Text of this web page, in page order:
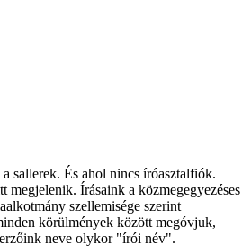
sallerek. És ahol nincs íróasztalfiók.
megjelenik. Írásaink a közmegegyezéses
szellemisége szerint
körülmények között megóvjuk,
neve olykor "írói név".